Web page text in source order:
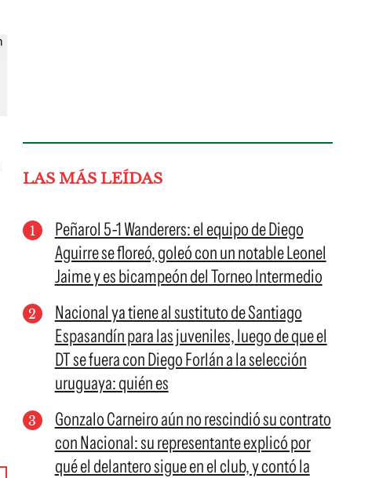
LAS MÁS LEÍDAS
Peñarol 5-1 Wanderers: el equipo de Diego
Aguirre se floreó, goleó con un notable Leonel
Jaime y es bicampeón del Torneo Intermedio
Nacional ya tiene al sustituto de Santiago
Espasandín para las juveniles, luego de que el
DT se fuera con Diego Forlán a la selección
uruguaya: quién es
Gonzalo Carneiro aún no rescindió su contrato
con Nacional: su representante explicó por
qué el delantero sigue en el club, y contó la